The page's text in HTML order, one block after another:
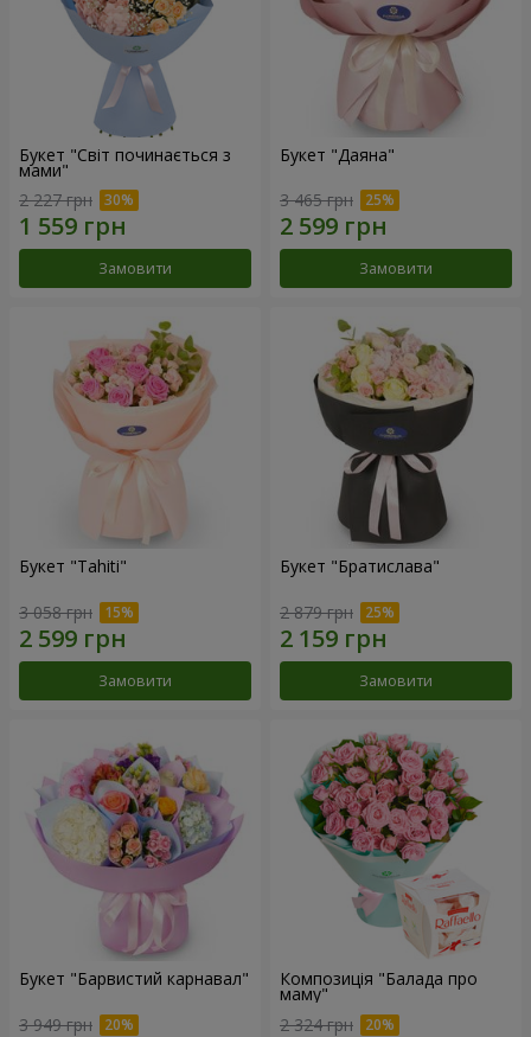
Букет "Світ починається з
мами"
2 227 грн
Замовити
Букет "Даяна"
3 465 грн
Замовити
Букет "Tahiti"
3 058 грн
Замовити
Букет "Братислава"
2 879 грн
Замовити
Букет "Барвистий карнавал"
3 949 грн
Композиція "Балада про
маму"
2 324 грн